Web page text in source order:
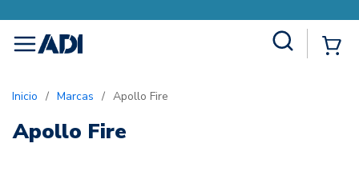
menu
Inicio / Marcas / Apollo Fire
Apollo Fire